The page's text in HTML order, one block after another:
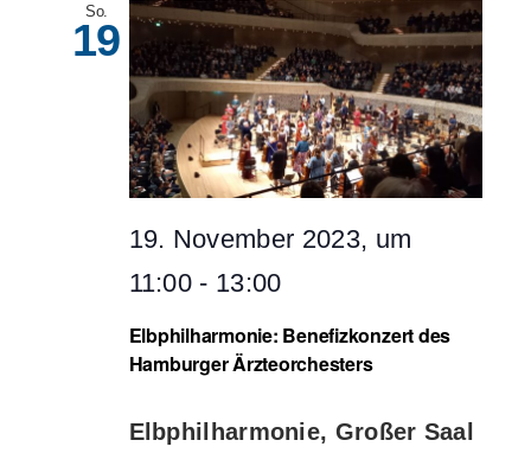
So.
19
Elbphilharmonie: Benefizkonzert des
Hamburger Ärzteorchesters
19. November 2023, um
11:00 - 13:00
Elbphilharmonie, Großer Saal